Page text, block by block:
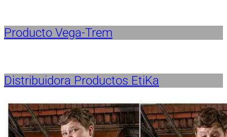
Producto Vega-Trem
Distribuidora Productos EtiKa